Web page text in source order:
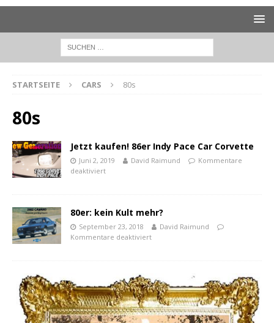
STARTSEITE CARS 80s
80s
Jetzt kaufen! 86er Indy Pace Car Corvette
Juni 2, 2019 David Raimund
Kommentare
deaktiviert
80er: kein Kult mehr?
September 23, 2018
David Raimund
Kommentare deaktiviert